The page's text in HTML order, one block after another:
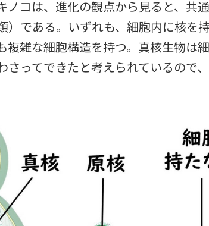
コは、進化の観点から見ると、共
）である。いずれも、細胞内に核を
複雑な細胞構造を持つ。真核生物は
さってできたと考えられているので